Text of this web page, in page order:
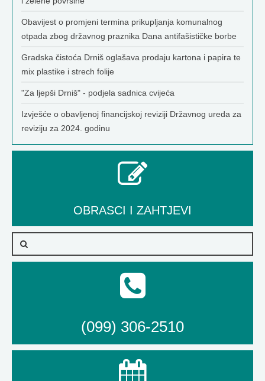
Obavijest o promjeni termina prikupljanja komunalnog
otpada zbog državnog praznika Dana antifašističke borbe
Gradska čistoća Drniš oglašava prodaju kartona i papira te
mix plastike i strech folije
"Za ljepši Drniš" - podjela sadnica cvijeća
Izvješće o obavljenoj financijskoj reviziji Državnog ureda za
reviziju za 2024. godinu
OBRASCI I ZAHTJEVI
(099) 306-2510